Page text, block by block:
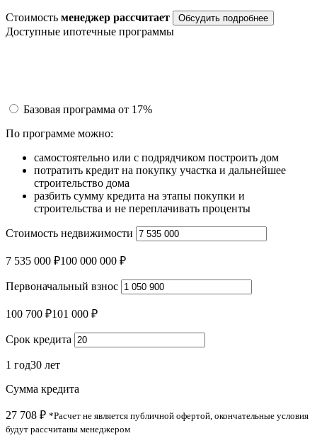
Стоимость менеджер рассчитает Обсудить подробнее
Доступные ипотечные программы
Базовая программа от 17%
По программе можно:
самостоятельно или с подрядчиком построить дом
потратить кредит на покупку участка и дальнейшее
строительство дома
разбить сумму кредита на этапы покупки и
строительства и не переплачивать проценты
Стоимость недвижимости
7 535 000 ₽100 000 000 ₽
Первоначальный взнос
100 700 ₽101 000 ₽
Срок кредита
1 год30 лет
Сумма кредита
27 708 ₽ *Расчет не является публичной офертой, окончательные условия
будут рассчитаны менеджером